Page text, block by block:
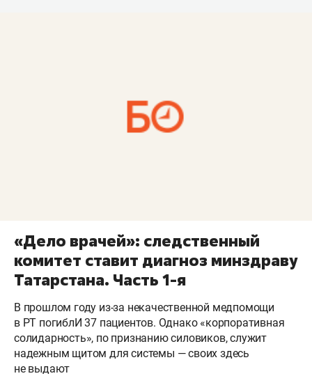
«Дело врачей»: следственный
комитет ставит диагноз минздраву
Татарстана. Часть 1-я
В прошлом году из-за некачественной медпомощи
в РТ погиблИ 37 пациентов. Однако «корпоративная
солидарность», по признанию силовиков, служит
надежным щитом для системы — своих здесь
не выдают